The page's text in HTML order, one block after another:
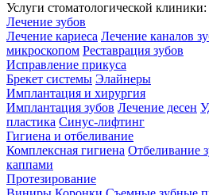
Услуги стоматологической клиники:
Лечение зубов
Лечение кариеса Лечение каналов
микроскопом Реставрация зубов
Исправление прикуса
Брекет системы Элайнеры
Имплантация и хирургия
Имплантация зубов Лечение десен
пластика Синус-лифтинг
Гигиена и отбеливание
Комплексная гигиена Отбеливание
каппами
Протезирование